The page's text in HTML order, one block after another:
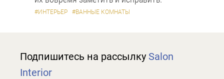
#ИНТЕРЬЕР #ВАННЫЕ КОМНАТЫ
Подпишитесь на рассылку Salon
Interior